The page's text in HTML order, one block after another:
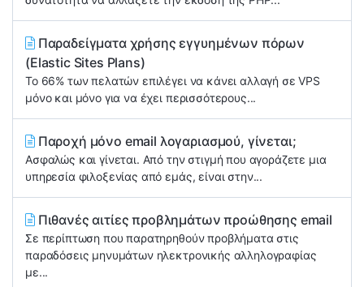
Παραδείγματα χρήσης εγγυημένων πόρων
(Elastic Sites Plans)
Το 66% των πελατών επιλέγει να κάνει αλλαγή σε VPS
μόνο και μόνο για να έχει περισσότερους...
Παροχή μόνο email λογαριασμού, γίνεται;
Ασφαλώς και γίνεται. Από την στιγμή που αγοράζετε μια
υπηρεσία φιλοξενίας από εμάς, είναι στην...
Πιθανές αιτίες προβλημάτων προώθησης email
Σε περίπτωση που παρατηρηθούν προβλήματα στις
παραδόσεις μηνυμάτων ηλεκτρονικής αλληλογραφίας
με...